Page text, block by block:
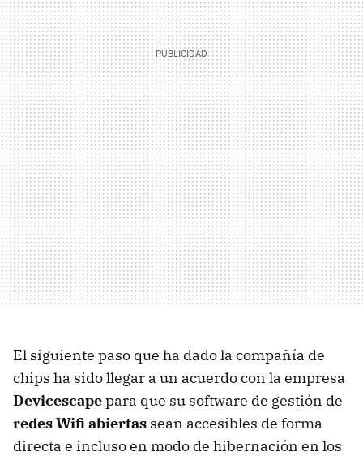
El siguiente paso que ha dado la compañía de
chips ha sido llegar a un acuerdo con la empresa
Devicescapepara que su software de gestión de
redes Wifi abiertas sean accesibles de forma
directa e incluso en modo de hibernación en los